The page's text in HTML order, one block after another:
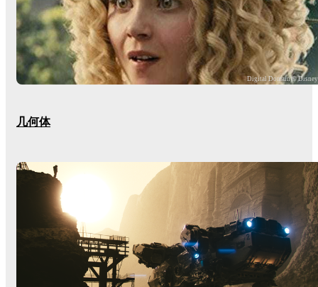
Digital Domain © Disney
几何体